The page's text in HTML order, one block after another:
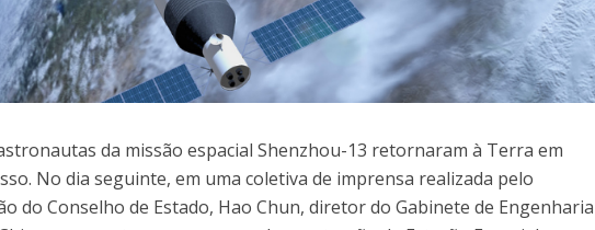
da missão espacial Shenzhou-13 retornaram à Terra em
No dia seguinte, em uma coletiva de imprensa realizada pelo
do Conselho de Estado, Hao Chun, diretor do Gabinete de Engenharia